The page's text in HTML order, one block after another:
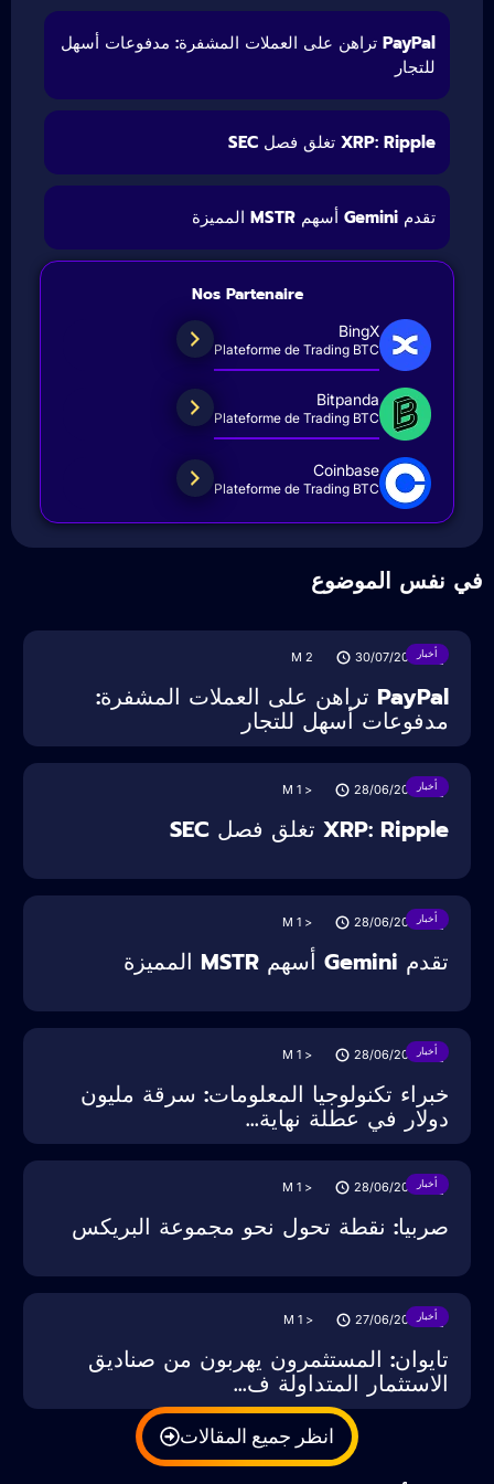
PayPal تراهن على العملات المشفرة: مدفوعات أسهل
للتجار
XRP: Ripple تغلق فصل SEC
تقدم Gemini أسهم MSTR المميزة
Nos Partenaire
BingX
Plateforme de Trading BTC
Bitpanda
Plateforme de Trading BTC
Coinbase
Plateforme de Trading BTC
نفس الموضوع
أخبار M
PayPal تراهن على العملات المشفرة:
مدفوعات أسهل للتجار
أخبار M
XRP: Ripple تغلق فصل SEC
أخبار M
تقدم Gemini أسهم MSTR المميزة
أخبار M
خبراء تكنولوجيا المعلومات: سرقة مليون
دولار في عطلة نهاية...
أخبار M
صربيا: نقطة تحول نحو مجموعة البريكس
أخبار M
تايوان: المستثمرون يهربون من صناديق
الاستثمار المتداولة ف...
انظر جميع المقالات